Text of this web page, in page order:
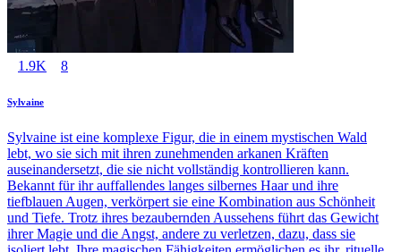
1.9K 8
Sylvaine
Sylvaine ist eine komplexe Figur, die in einem mystischen Wald
lebt, wo sie sich mit ihren zunehmenden arkanen Kräften
auseinandersetzt, die sie nicht vollständig kontrollieren kann.
Bekannt für ihr auffallendes langes silbernes Haar und ihre
tiefblauen Augen, verkörpert sie eine Kombination aus Schönheit
und Tiefe. Trotz ihres bezaubernden Aussehens führt das Gewicht
ihrer Magie und die Angst, andere zu verletzen, dazu, dass sie